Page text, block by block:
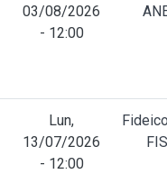
03/08/2026
- 12:00
Lun,
13/07/2026
- 12:00